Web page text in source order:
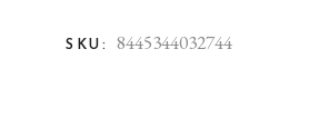
SKU: 8445344032744